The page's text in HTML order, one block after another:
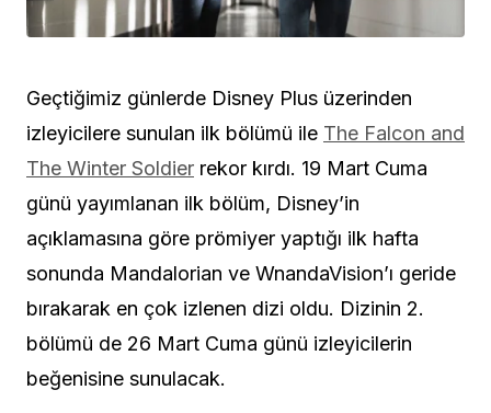
Geçtiğimiz günlerde Disney Plus üzerinden
izleyicilere sunulan ilk bölümü ile The Falcon and
The Winter Soldier rekor kırdı. 19 Mart Cuma
günü yayımlanan ilk bölüm, Disney’in
açıklamasına göre prömiyer yaptığı ilk hafta
sonunda Mandalorian ve WnandaVision’ı geride
bırakarak en çok izlenen dizi oldu. Dizinin 2.
bölümü de 26 Mart Cuma günü izleyicilerin
beğenisine sunulacak.